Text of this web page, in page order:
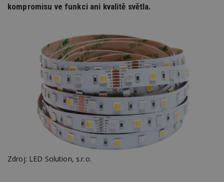
kompromisu ve funkci ani kvalitě světla.
Zdroj: LED Solution, s.r.o.